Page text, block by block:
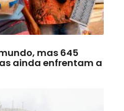
mas 645
ainda enfrentam a